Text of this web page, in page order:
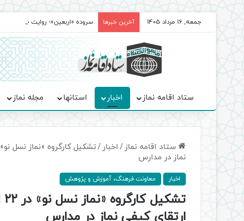
جمعه, 16 مرداد 1405 آخرین خبرها سروده‌ «اربعین»؛ روایت حماسه،
ستاد اقامه نماز اخبار استانها مجله نماز
ستاد اقامه نماز / اخبار /
نماز در مدارس
اخبار معاونت فرهنگ، آموزش و پژوهش
ارتقای کیفی نماز در مدارس